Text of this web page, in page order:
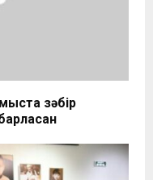
зәбір